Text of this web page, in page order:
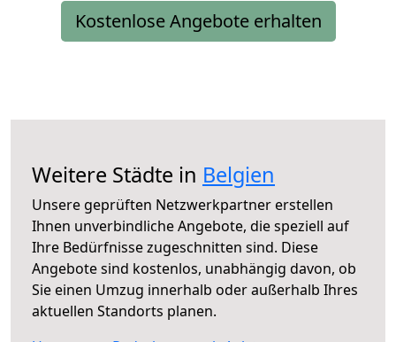
Kostenlose Angebote erhalten
Weitere Städte in Belgien
Unsere geprüften Netzwerkpartner erstellen
Ihnen unverbindliche Angebote, die speziell auf
Ihre Bedürfnisse zugeschnitten sind. Diese
Angebote sind kostenlos, unabhängig davon, ob
Sie einen Umzug innerhalb oder außerhalb Ihres
aktuellen Standorts planen.